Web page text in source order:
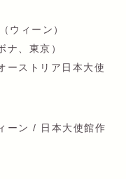
ウィーン）
ナ、東京）
ーストリア日本大使
ーン / 日本大使館作